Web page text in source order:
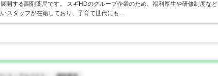
開する調剤薬局です。 スギHDのグループ企業のため、福利厚生や研修制度など
スタッフが在籍しており、子育て世代にも…